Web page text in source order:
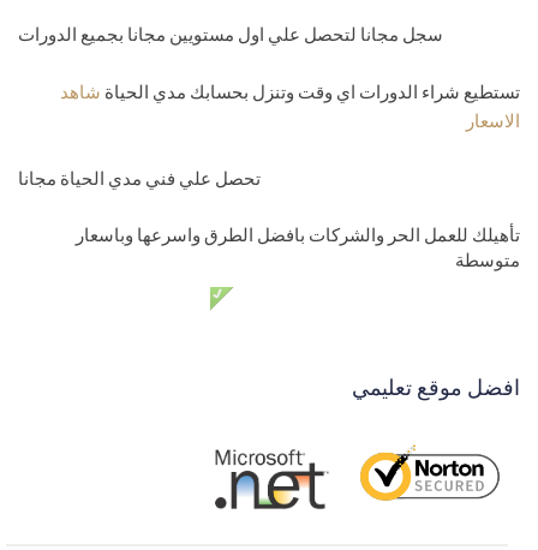
سجل مجانا لتحصل علي اول مستويين مجانا بجميع الدورات
تستطيع شراء الدورات اي وقت وتنزل بحسابك مدي الحياة شاهد
الاسعار
تحصل علي فني مدي الحياة مجانا
تأهيلك للعمل الحر والشركات بافضل الطرق واسرعها وباسعار
متوسطة
افضل موقع تعليمي